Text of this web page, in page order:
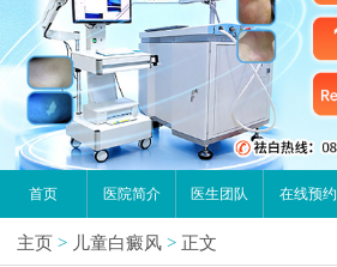
首页 医院简介 医生团队 在线预约
主页 > 儿童白癜风 > 正文